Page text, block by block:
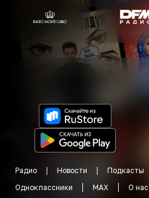
Радио Новости Подкасты
Одноклассники
MAX О нас